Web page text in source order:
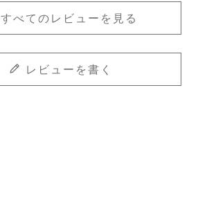
すべてのレビューを見る
レビューを書く